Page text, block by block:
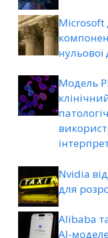
Microsoft
нульової
Модель
Nvidia
для
Alibaba
AI-